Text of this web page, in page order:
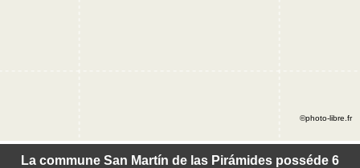
La commune San Martín de las Pirámides posséde 6
©photo-libre.fr